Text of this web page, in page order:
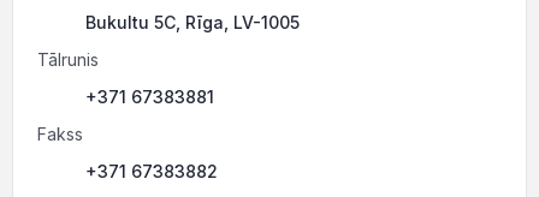
Bukultu 5C, Rīga, LV-1005
Tālrunis
+371 67383881
Fakss
+371 67383882